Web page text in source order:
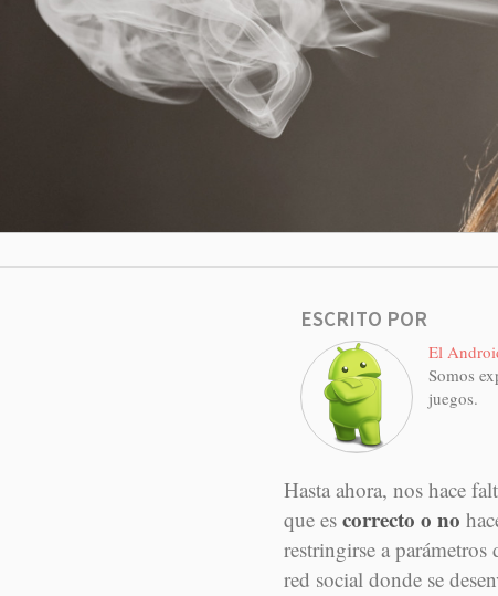
ESCRITO POR
El
Somos
juegos.
Hasta ahora, nos hace
que es correcto o no
restringirse a
red social donde se